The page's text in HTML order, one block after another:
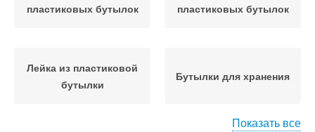
пластиковых бутылок
пластиковых бутылок
Лейка из пластиковой
бутылки
Бутылки для хранения
Показать все